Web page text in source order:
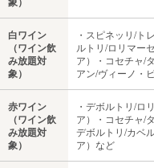
白ワイン
（ワイン飲
み放題対
象）
・スピネッリ/ト
ルトリ/ロリマー
ア）・コセチャ/
アン/ヴィーノ・
赤ワイン
（ワイン飲
み放題対
象）
・デボルトリ/ロ
ア）・コセチャ/
デボルトリ/カベ
ア）など